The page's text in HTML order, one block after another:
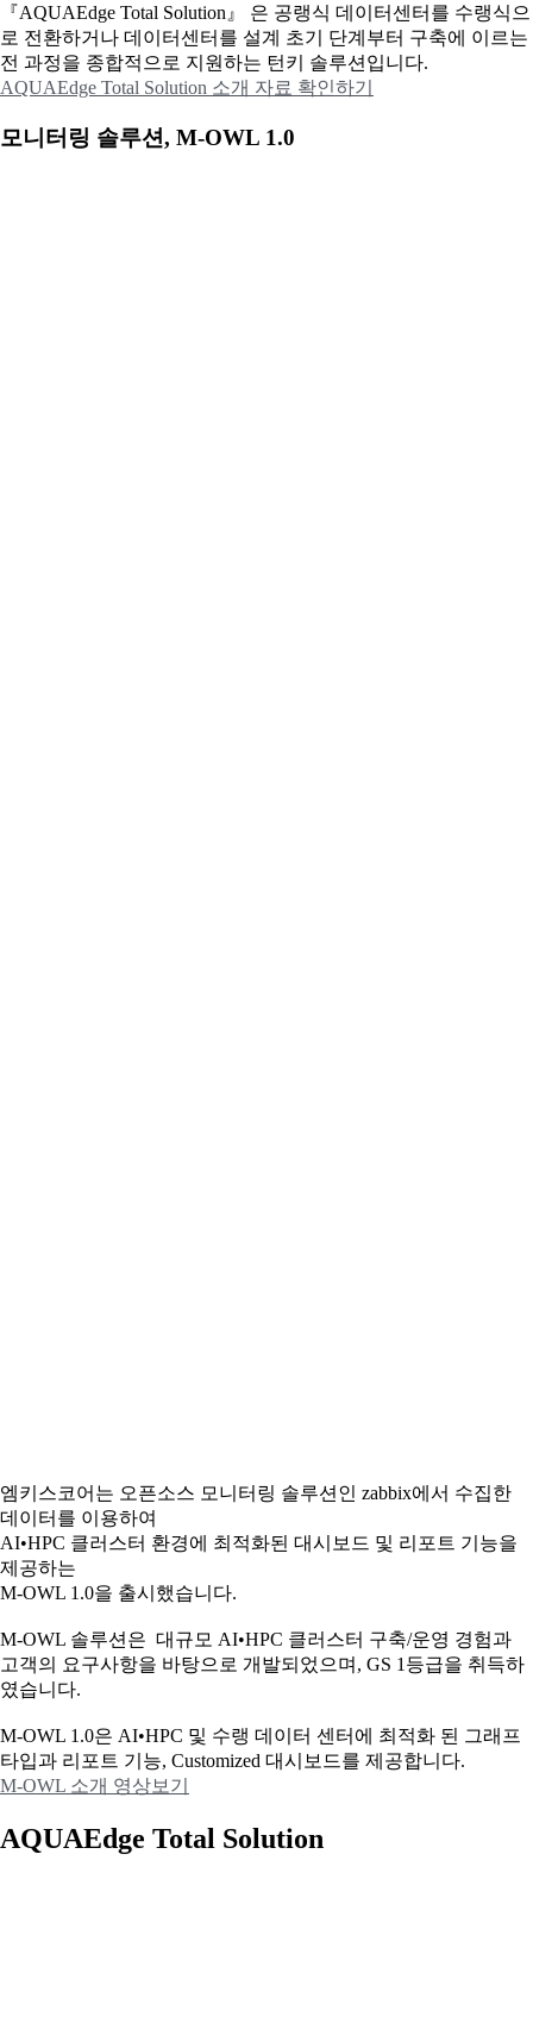
『AQUAEdge Total Solution』 은 공랭식 데이터센터를 수랭식으
로 전환하거나 데이터센터를 설계 초기 단계부터 구축에 이르는
전 과정을 종합적으로 지원하는 턴키 솔루션입니다.
AQUAEdge Total Solution 소개 자료 확인하기
모니터링 솔루션, M-OWL 1.0
엠키스코어는 오픈소스 모니터링 솔루션인 zabbix에서 수집한
데이터를 이용하여
AI•HPC 클러스터 환경에 최적화된 대시보드 및 리포트 기능을
제공하는
M-OWL 1.0을 출시했습니다.
M-OWL 솔루션은 대규모 AI•HPC 클러스터 구축/운영 경험과
고객의 요구사항을 바탕으로 개발되었으며, GS 1등급을 취득하
였습니다.
M-OWL 1.0은 AI•HPC 및 수랭 데이터 센터에 최적화 된 그래프
타입과 리포트 기능, Customized 대시보드를 제공합니다.
M-OWL 소개 영상보기
AQUAEdge Total Solution